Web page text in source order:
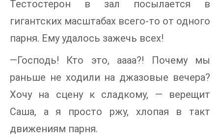
Тестостерон в зал посылается в
гигантских масштабах всего-то от одного
парня. Ему удалось зажечь всех!
—Господь! Кто это, аааа?! Почему мы
раньше не ходили на джазовые вечера?
Хочу на сцену к сладкому, — верещит
Саша, а я просто ржу, хлопая в такт
движениям парня.